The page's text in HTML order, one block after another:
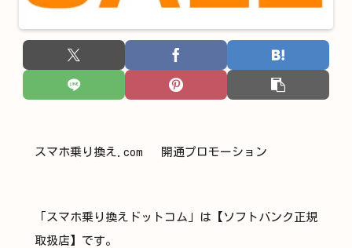
スマホ乗り換え.com 開通プロモーション
「スマホ乗り換えドットコム」は【ソフトバンク正規
取扱店】です。